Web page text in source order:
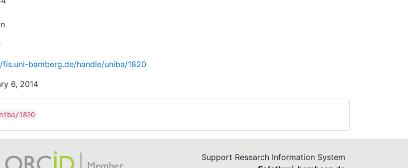
bamberg.de/handle/uniba/1820
6, 2014
1820
Support Research Information System